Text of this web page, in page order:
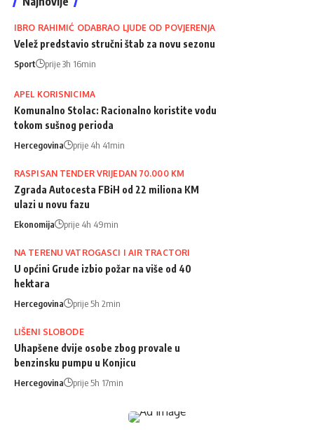
IBRO RAHIMIĆ ODABRAO LJUDE OD POVJERENJA
Velež predstavio stručni štab za novu sezonu
Sport prije 3h 16min
APEL KORISNICIMA
Komunalno Stolac: Racionalno koristite vodu
tokom sušnog perioda
Hercegovina prije 4h 41min
RASPISAN TENDER VRIJEDAN 70.000 KM
Zgrada Autocesta FBiH od 22 miliona KM
ulazi u novu fazu
Ekonomija prije 4h 49min
NA TERENU VATROGASCI I AIR TRACTORI
U općini Grude izbio požar na više od 40
hektara
Hercegovina prije 5h 2min
LIŠENI SLOBODE
Uhapšene dvije osobe zbog provale u
benzinsku pumpu u Konjicu
Hercegovina prije 5h 17min